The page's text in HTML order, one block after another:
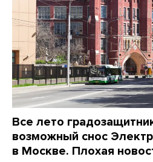
Все лето
возможный снос
в Москве. Плохая